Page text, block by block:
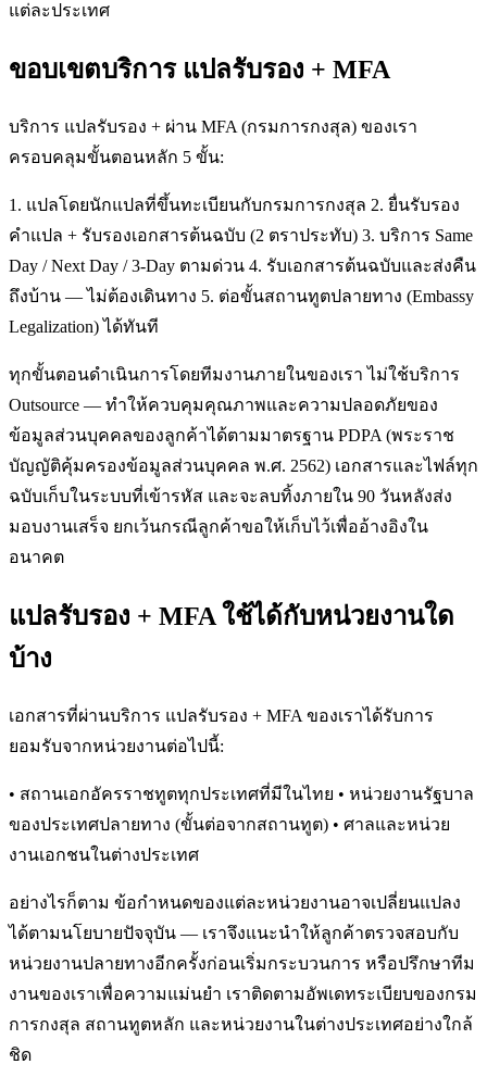
แต่ละประเทศ
ขอบเขตบริการ แปลรับรอง + MFA
บริการ แปลรับรอง + ผ่าน MFA (กรมการกงสุล) ของเรา
ครอบคลุมขั้นตอนหลัก 5 ขั้น:
1. แปลโดยนักแปลที่ขึ้นทะเบียนกับกรมการกงสุล 2. ยื่นรับรอง
คำแปล + รับรองเอกสารต้นฉบับ (2 ตราประทับ) 3. บริการ Same
Day / Next Day / 3-Day ตามด่วน 4. รับเอกสารต้นฉบับและส่งคืน
ถึงบ้าน — ไม่ต้องเดินทาง 5. ต่อขั้นสถานทูตปลายทาง (Embassy
Legalization) ได้ทันที
ทุกขั้นตอนดำเนินการโดยทีมงานภายในของเรา ไม่ใช้บริการ
Outsource — ทำให้ควบคุมคุณภาพและความปลอดภัยของ
ข้อมูลส่วนบุคคลของลูกค้าได้ตามมาตรฐาน PDPA (พระราช
บัญญัติคุ้มครองข้อมูลส่วนบุคคล พ.ศ. 2562) เอกสารและไฟล์ทุก
ฉบับเก็บในระบบที่เข้ารหัส และจะลบทิ้งภายใน 90 วันหลังส่ง
มอบงานเสร็จ ยกเว้นกรณีลูกค้าขอให้เก็บไว้เพื่ออ้างอิงใน
อนาคต
แปลรับรอง + MFA ใช้ได้กับหน่วยงานใด
บ้าง
เอกสารที่ผ่านบริการ แปลรับรอง + MFA ของเราได้รับการ
ยอมรับจากหน่วยงานต่อไปนี้:
• สถานเอกอัครราชทูตทุกประเทศที่มีในไทย • หน่วยงานรัฐบาล
ของประเทศปลายทาง (ขั้นต่อจากสถานทูต) • ศาลและหน่วย
งานเอกชนในต่างประเทศ
อย่างไรก็ตาม ข้อกำหนดของแต่ละหน่วยงานอาจเปลี่ยนแปลง
ได้ตามนโยบายปัจจุบัน — เราจึงแนะนำให้ลูกค้าตรวจสอบกับ
หน่วยงานปลายทางอีกครั้งก่อนเริ่มกระบวนการ หรือปรึกษาทีม
งานของเราเพื่อความแม่นยำ เราติดตามอัพเดทระเบียบของกรม
การกงสุล สถานทูตหลัก และหน่วยงานในต่างประเทศอย่างใกล้
ชิด